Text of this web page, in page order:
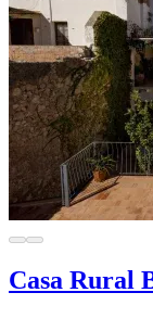
Casa Rural